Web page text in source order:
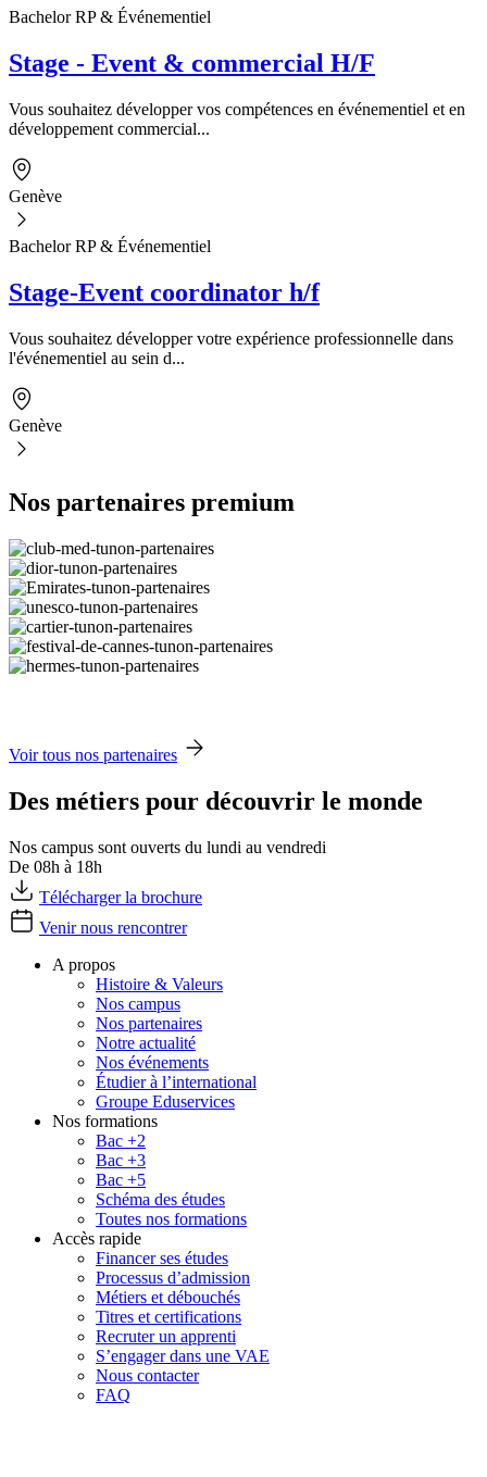
Bachelor RP & Événementiel
Stage - Event & commercial H/F
Vous souhaitez développer vos compétences en événementiel et en
développement commercial...
Genève
Bachelor RP & Événementiel
Stage-Event coordinator h/f
Vous souhaitez développer votre expérience professionnelle dans
l'événementiel au sein d...
Genève
Nos partenaires premium
Voir tous nos partenaires
Des métiers pour découvrir le monde
Nos campus sont ouverts du lundi au vendredi
De 08h à 18h
Télécharger la brochure
Venir nous rencontrer
A propos
Histoire & Valeurs
Nos campus
Nos partenaires
Notre actualité
Nos événements
Étudier à l’international
Groupe Eduservices
Nos formations
Bac +2
Bac +3
Bac +5
Schéma des études
Toutes nos formations
Accès rapide
Financer ses études
Processus d’admission
Métiers et débouchés
Titres et certifications
Recruter un apprenti
S’engager dans une VAE
Nous contacter
FAQ